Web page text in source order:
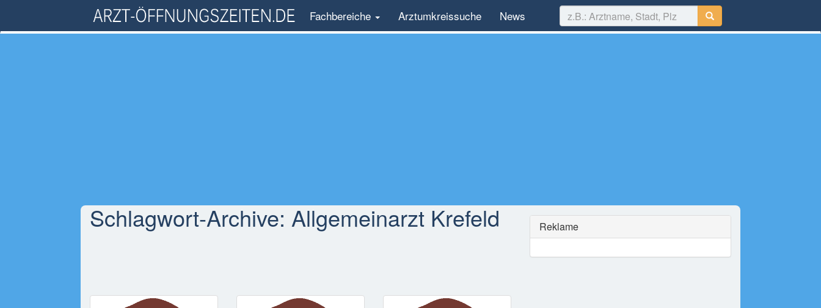
Fachbereiche Arztumkreissuche News
Schlagwort-Archive: Allgemeinarzt Krefeld Reklame